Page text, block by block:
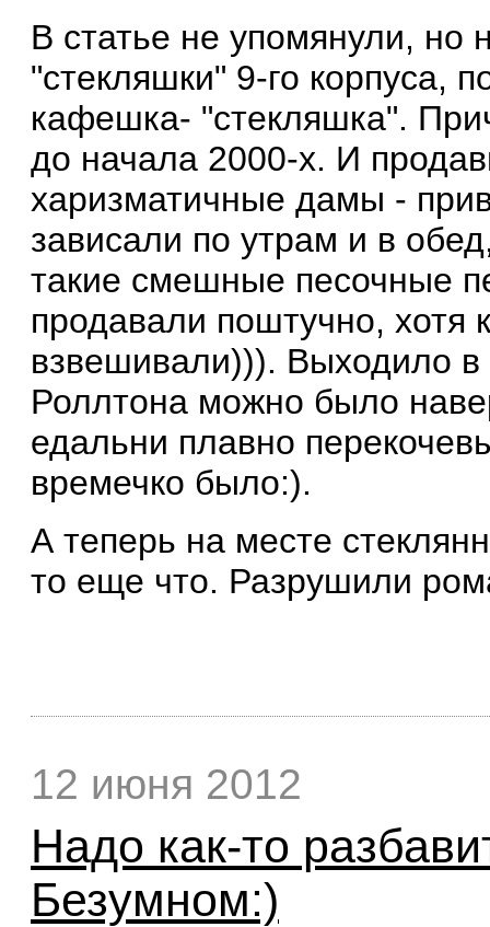
В статье не упомянули, но
"стекляшки" 9-го корпуса,
кафешка- "стекляшка".
до начала 2000-х. И
харизматичные дамы -
зависали по утрам и в
такие смешные песочные
продавали поштучно, хотя
взвешивали))). Выходило в
Роллтона можно было
едальни плавно
времечко было:).
А теперь на месте
то еще что. Разрушили
12 июня 2012
Надо как-то
Безумном:)